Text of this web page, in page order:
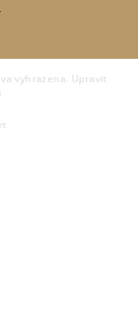
vyhrazena. Upravit